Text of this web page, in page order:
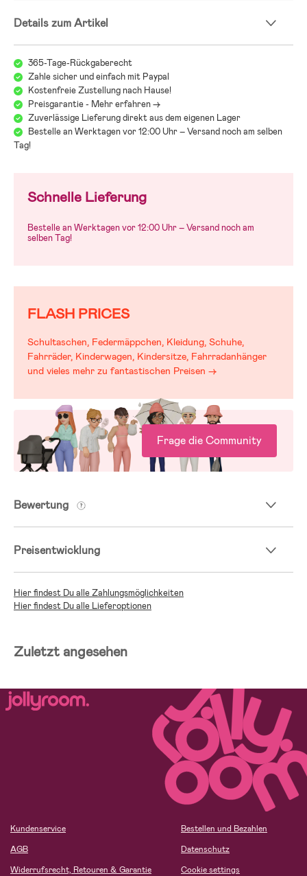
Finde den richtigen Kindersitz für Dein Kind!
richtigen Kindersitz für Dein Kind auszusuchen. Hier findest Du Tipps
zu Babyschalen, i-Size-Kindersitzen, rückwärts- und
vorwärtsgerichteten Kindersitzen sowie Hinweise zur korrekten
Installation mit ISOFIX oder Sicherheitsgurt. Wir erklären Gewichts-
und Größenempfehlungen, Sicherheitsregeln und wie Du
Travelsysteme sicher nutzen kannst. Der Guide liefert alle
Informationen, die Du brauchst, um die Autofahrt für Dich und Dein
Kind sicher, unkompliziert und komfortabel zu gestalten – für jedes
Details zum Artikel
365-Tage-Rückgaberecht
Zahle sicher und einfach mit Paypal
Kostenfreie Zustellung nach Hause!
Preisgarantie - Mehr erfahren ->
Zuverlässige Lieferung direkt aus dem eigenen Lager
Bestelle an Werktagen vor 12:00 Uhr – Versand noch am selben
Tag!
Schnelle Lieferung
Bestelle an Werktagen vor 12:00 Uhr – Versand noch am
selben Tag!
FLASH PRICES
Schultaschen, Federmäppchen, Kleidung, Schuhe,
Fahrräder, Kinderwagen, Kindersitze, Fahrradanhänger
und vieles mehr zu fantastischen Preisen →
Frage die Community
Bewertung
Preisentwicklung
Hier findest Du alle Zahlungsmöglichkeiten
Hier findest Du alle Lieferoptionen
Zuletzt angesehen
Kundenservice
AGB
Widerrufsrecht, Retouren & Garantie
Bestellen und Bezahlen
Datenschutz
Cookie settings